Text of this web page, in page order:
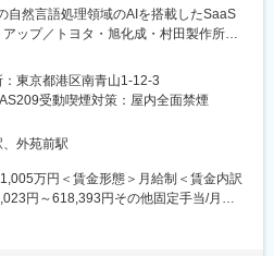
システム
タクトセンターシステム・マーケティン
とMulesoftでの基幹システム連携も含
をDevOpsとして推進
を中心としたCRM・SFA、CMS、
一部署で行っているため運用保守→導
自然言語処理領域のAIを搭載したSaaS
ップ／トヨタ・旭化成・村田製作所・
億超の資金調達完了】
明し、人類を前進させる」をミッショ
LLM技術を活用し、企業の変革を支援
ラッチで国産LLMを開発できる技術力で
最大級となる1,000億パラメータの日本
東京都港区南青山1-12-3
受動喫煙対策：屋内全面禁煙
外苑前駅
万円＜賃金形態＞月給制＜賃金内訳
円～618,393円その他固定手当/月：